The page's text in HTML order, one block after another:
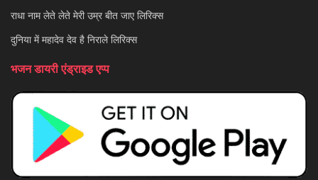
राधा नाम लेते लेते मेरी उम्र बीत जाए लिरिक्स
दुनिया में महादेव देव है निराले लिरिक्स
भजन डायरी एंड्राइड एप्प